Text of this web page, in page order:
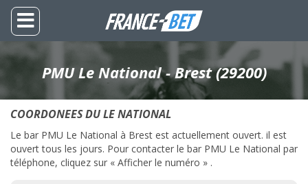
PMU Le National - Brest (29200)
COORDONEES DU LE NATIONAL
Le bar PMU Le National à Brest est actuellement ouvert. il est
ouvert tous les jours. Pour contacter le bar PMU Le National par
téléphone, cliquez sur « Afficher le numéro » .